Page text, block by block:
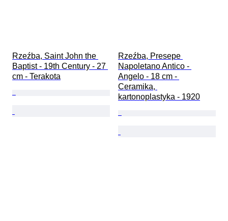
Rzeźba, Saint John the
Baptist - 19th Century - 27
cm - Terakota
Rzeźba, Presepe
Napoletano Antico -
Angelo - 18 cm -
Ceramika,
kartonoplastyka - 1920